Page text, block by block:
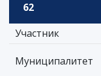
62
Участник
Муниципалитет